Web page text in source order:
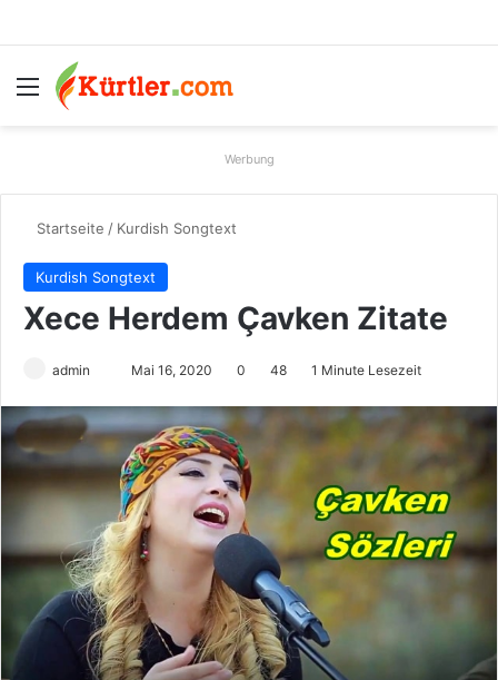
Menü
Werbung
Startseite / Kurdish Songtext
Kurdish Songtext
Xece Herdem Çavken Zitate
admin
d
u
n
s
e
i
n
e
Mai 16, 2020 0 48 1 Minute Lesezeit